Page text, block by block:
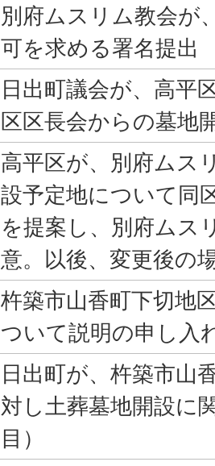
別府ムスリム教会が
可を求める署名提出
日出町議会が、高平
区区長会からの墓地
高平区が、別府ムス
設予定地について同
を提案し、別府ムス
意。以後、変更後の
杵築市山香町下切地
ついて説明の申し入
日出町が、杵築市山
対し土葬墓地開設に
目）